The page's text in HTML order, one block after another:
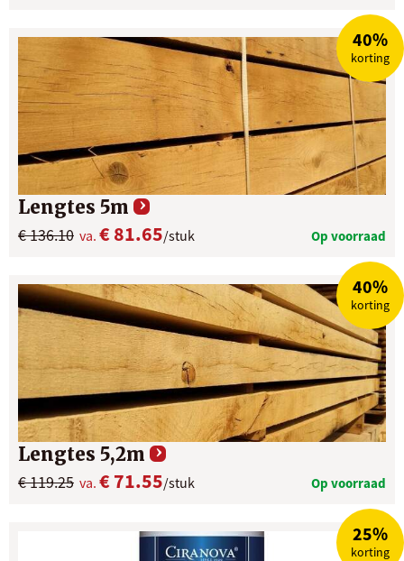
40%
korting
Lengtes 5m
€ 136.10 va. € 81.65/stuk Op voorraad
40%
korting
Lengtes 5,2m
€ 119.25 va. € 71.55/stuk Op voorraad
25%
korting